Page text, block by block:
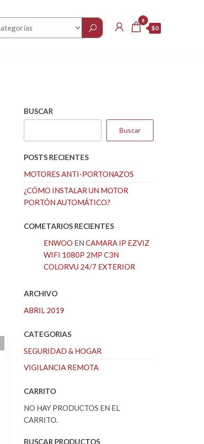
0
$0
BUSCAR
Buscar
POSTS RECIENTES
MOTORES ANTI-PORTONAZOS
¿CÓMO INSTALAR UN MOTOR
PORTÓN AUTOMÁTICO?
COMETARIOS RECIENTES
ENWOO EN CAMARA IP EZVIZ
WIFI 1080P 2MP C3N
COLORVU 24/7 EXTERIOR
ARCHIVO
ABRIL 2019
CATEGORIAS
SEGURIDAD & HOGAR
VIGILANCIA REMOTA
CARRITO
NO HAY PRODUCTOS EN EL
CARRITO.
BUSCAR PRODUCTOS